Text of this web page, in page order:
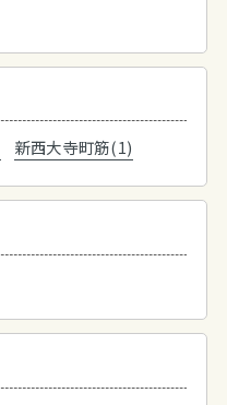
新西大寺町筋(1)